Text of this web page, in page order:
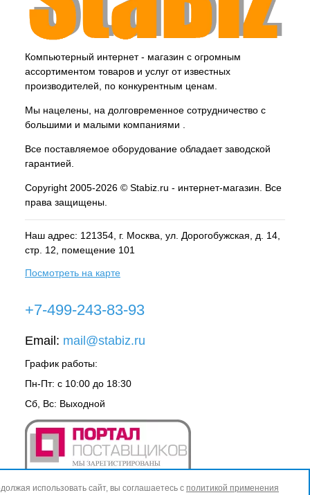
Компьютерный интернет - магазин с огромным
ассортиментом товаров и услуг от известных
производителей, по конкурентным ценам.
Мы нацелены, на долговременное сотрудничество с
большими и малыми компаниями .
Все поставляемое оборудование обладает заводской
гарантией.
Copyright 2005-2026 © Stabiz.ru - интернет-магазин. Все
права защищены.
Наш адрес: 121354, г. Москва , ул. Дорогобужская, д. 14,
стр. 12, помещение 101
Посмотреть на карте
+7-499-243-83-93
Email: mail@stabiz.ru
График работы:
Пн-Пт: с 10:00 до 18:30
Сб, Вс: Выходной
использовать сайт, вы соглашаетесь с политикой применения